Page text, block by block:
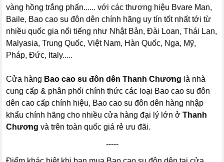
vàng hồng trắng phấn...... với các thương hiệu Bvare Man,
Baile, Bao cao su đôn dên chính hãng uy tín tốt nhất tới từ
nhiều quốc gia nổi tiếng như Nhật Bản, Đài Loan, Thái Lan,
Malyasia, Trung Quốc, Việt Nam, Hàn Quốc, Nga, Mỹ,
Pháp, Đức, Italy.....
Cửa hàng Bao cao su đôn dên Thanh Chương là nhà
cung cấp & phân phối chính thức các loại Bao cao su đôn
dên cao cấp chính hiệu, Bao cao su đôn dên hàng nhập
khẩu chính hãng cho nhiều cửa hàng đại lý lớn ởThanh
Chương và trên toàn quốc giá rẻ ưu đãi.
-----